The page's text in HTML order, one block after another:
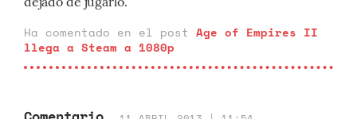
Ha comentado en el post Age of Empires II
llega a Steam a 1080p